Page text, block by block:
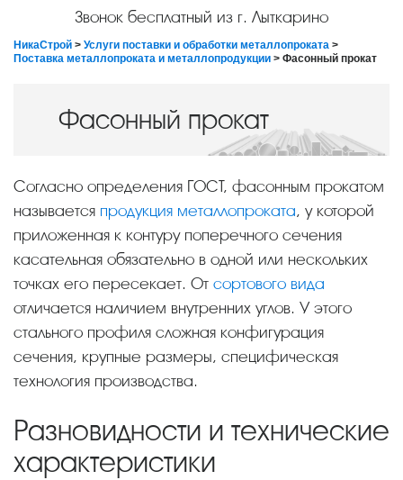
Звонок бесплатный из г. Лыткарино
НикаСтрой > Услуги поставки и обработки металлопроката >
Поставка металлопроката и металлопродукции > Фасонный прокат
Фасонный прокат
Согласно определения ГОСТ, фасонным прокатом
называется продукция металлопроката, у которой
приложенная к контуру поперечного сечения
касательная обязательно в одной или нескольких
точках его пересекает. От сортового вида
отличается наличием внутренних углов. У этого
стального профиля сложная конфигурация
сечения, крупные размеры, специфическая
технология производства.
Разновидности и технические
характеристики